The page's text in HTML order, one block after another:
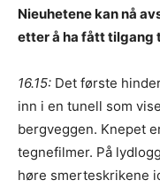
Nieuhetene kan nå
etter å ha fått tilgang
16.15: Det første
inn i en tunell som
bergveggen. Knepet
tegnefilmer. På
høre smerteskrikene